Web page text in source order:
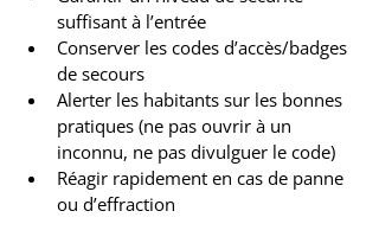
suffisant à l’entrée
Conserver les codes d’accès/badges
de secours
Alerter les habitants sur les bonnes
pratiques (ne pas ouvrir à un
inconnu, ne pas divulguer le code)
Réagir rapidement en cas de panne
ou d’effraction